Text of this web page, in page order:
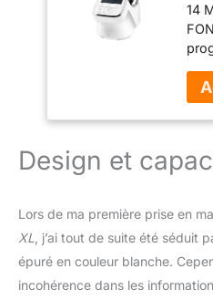
XL
14
le
aux
Design et
Lors de ma première prise en
XL
, j’ai tout de suite été séduit
épuré en couleur blanche.
incohérence dans les